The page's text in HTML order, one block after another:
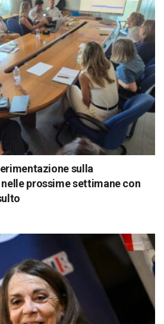
sulla
prossime settimane con